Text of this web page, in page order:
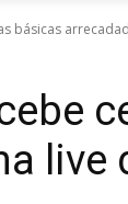
básicas
live